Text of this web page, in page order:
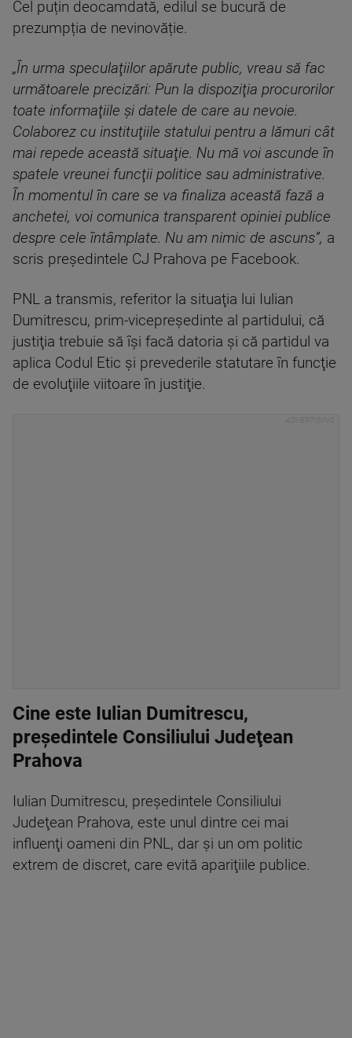
Cel puțin deocamdată, edilul se bucură de
prezumpția de nevinovăție.
„În urma speculaţiilor apărute public, vreau să fac
următoarele precizări: Pun la dispoziţia procurorilor
toate informaţiile şi datele de care au nevoie.
Colaborez cu instituţiile statului pentru a lămuri cât
mai repede această situaţie. Nu mă voi ascunde în
spatele vreunei funcţii politice sau administrative.
În momentul în care se va finaliza această fază a
anchetei, voi comunica transparent opiniei publice
despre cele întâmplate. Nu am nimic de ascuns”, a
scris președintele CJ Prahova pe Facebook.
PNL a transmis, referitor la situaţia lui Iulian
Dumitrescu, prim-vicepreşedinte al partidului, că
justiţia trebuie să îşi facă datoria şi că partidul va
aplica Codul Etic şi prevederile statutare în funcţie
de evoluţiile viitoare în justiţie.
Cine este Iulian Dumitrescu,
preşedintele Consiliului Judeţean
Prahova
Iulian Dumitrescu, preşedintele Consiliului
Judeţean Prahova, este unul dintre cei mai
influenţi oameni din PNL, dar şi un om politic
extrem de discret, care evită apariţiile publice.